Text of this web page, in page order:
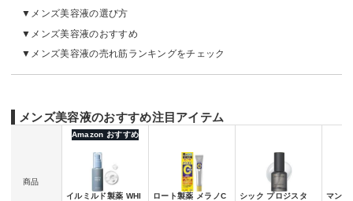
メンズ美容液の選び方
メンズ美容液のおすすめ
メンズ美容液の売れ筋ランキングをチェック
メンズ美容液のおすすめ注目アイテム
商品
Amazon おすすめ
イルミルド製薬 WHI
ロート製薬 メラノC
シック プロジスタ
マン